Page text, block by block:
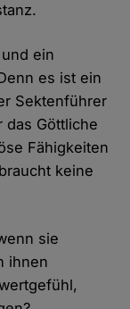
ein
es ist ein
Sektenführer
das Göttliche
Fähigkeiten
keine
sie
ihnen